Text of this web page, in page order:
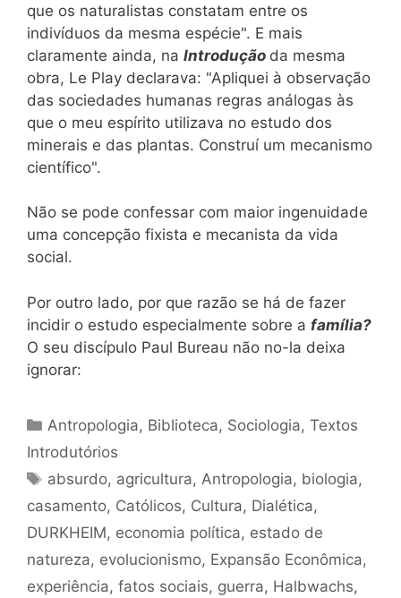
que os naturalistas constatam entre os
indivíduos da mesma espécie". E mais
claramente ainda, na Introdução da mesma
obra, Le Play declarava: "Apliquei à observação
das sociedades humanas regras análogas às
que o meu espírito utilizava no estudo dos
minerais e das plantas. Construí um mecanismo
científico".
Não se pode confessar com maior ingenuidade
uma concepção fixista e mecanista da vida
social.
Por outro lado, por que razão se há de fazer
incidir o estudo especialmente sobre a família?
O seu discípulo Paul Bureau não no-la deixa
ignorar:
Categorias
Antropologia, Biblioteca, Sociologia,Textos
Introdutórios
Tags
absurdo, agricultura, Antropologia, biologia,
casamento, Católicos, Cultura, Dialética,
DURKHEIM, economia política, estado de
natureza, evolucionismo, Expansão Econômica,
experiência, fatos sociais, guerra, Halbwachs,